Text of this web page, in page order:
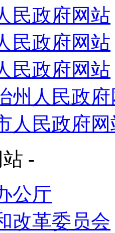
民政府网站
民政府网站
民政府网站
州人民政
人民政府网
-
公厅
改革委员会